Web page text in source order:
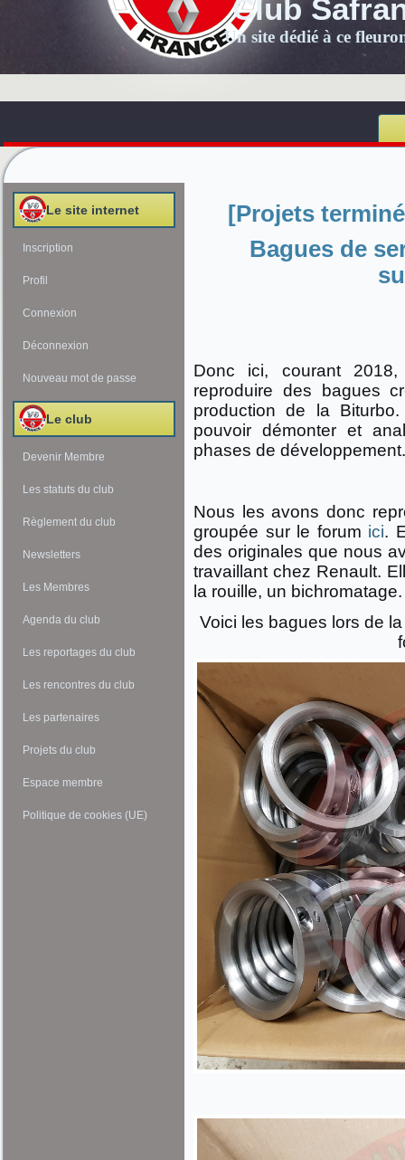
Club
Un site dédié à ce
Le site internet
Inscription
Profil
Connexion
Déconnexion
Nouveau mot de passe
Le club
Devenir Membre
Les statuts du club
Règlement du club
Newsletters
Les Membres
Agenda du club
Les reportages du club
Les rencontres du club
Les partenaires
Projets du club
Espace membre
Politique de cookies (UE)
[Projets
Bagues de
Donc ici, courant
reproduire des bagues
production de la
pouvoir démonter et
phases de développement.
Nous les avons donc
groupée sur le forum ici.
des originales que nous
travaillant chez Renault.
la rouille, un bichromatage.
Voici les bagues lors de